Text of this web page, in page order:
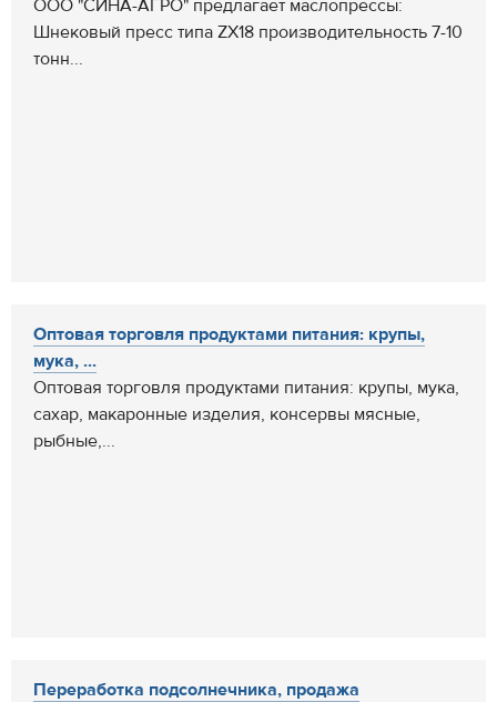
ООО "СИНА-АГРО" предлагает маслопрессы:
Шнековый пресс типа ZX18 производительность 7-10
тонн...
Оптовая торговля продуктами питания: крупы,
мука, ...
Оптовая торговля продуктами питания: крупы, мука,
сахар, макаронные изделия, консервы мясные,
рыбные,...
Переработка подсолнечника, продажа